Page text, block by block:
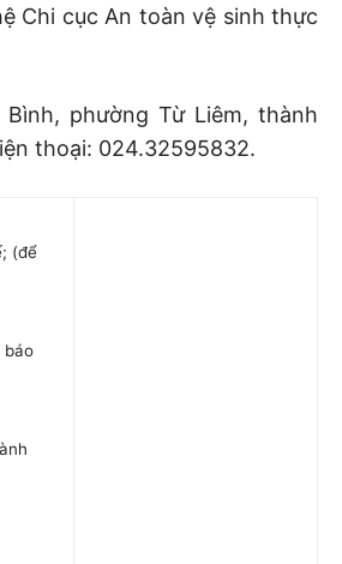
Chi cục An toàn vệ sinh thực
phường Từ Liêm, thành
thoại: 024.32595832.
(để
báo